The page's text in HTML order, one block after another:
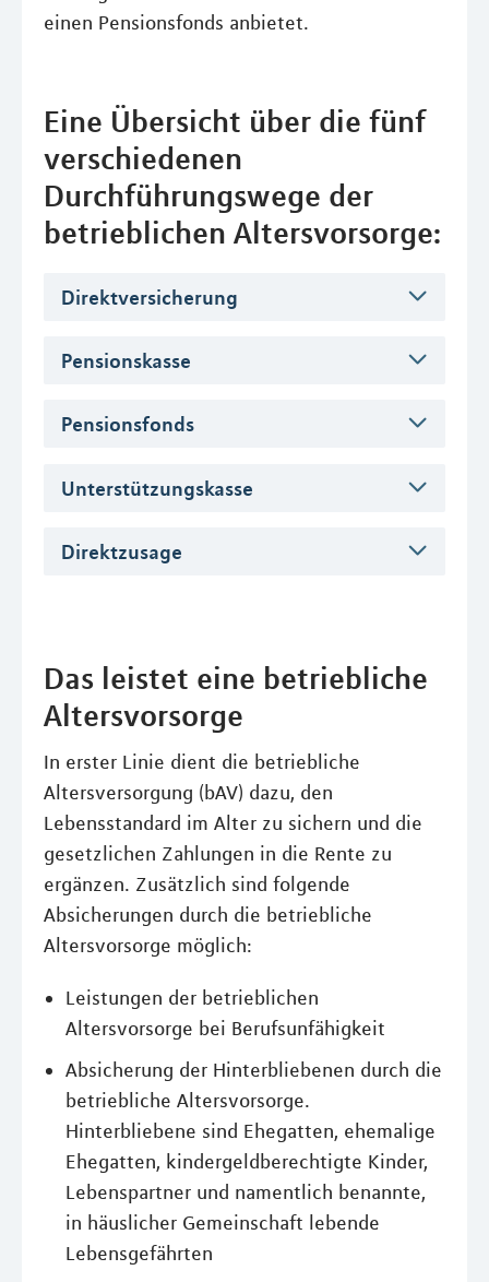
einen Pensionsfonds anbietet.
Eine Übersicht über die fünf
verschiedenen
Durchführungswege der
betrieblichen Altersvorsorge:
Direktversicherung
Pensionskasse
Pensionsfonds
Unterstützungskasse
Direktzusage
Das leistet eine betriebliche
Altersvorsorge
In erster Linie dient die betriebliche
Altersversorgung (bAV) dazu, den
Lebensstandard im Alter zu sichern und die
gesetzlichen Zahlungen in die Rente zu
ergänzen. Zusätzlich sind folgende
Absicherungen durch die betriebliche
Altersvorsorge möglich:
Leistungen der betrieblichen
Altersvorsorge bei Berufsunfähigkeit
Absicherung der Hinterbliebenen durch die
betriebliche Altersvorsorge.
Hinterbliebene sind Ehegatten, ehemalige
Ehegatten, kindergeldberechtigte Kinder,
Lebenspartner und namentlich benannte,
in häuslicher Gemeinschaft lebende
Lebensgefährten